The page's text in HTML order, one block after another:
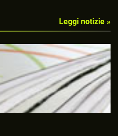
Leggi notizie »